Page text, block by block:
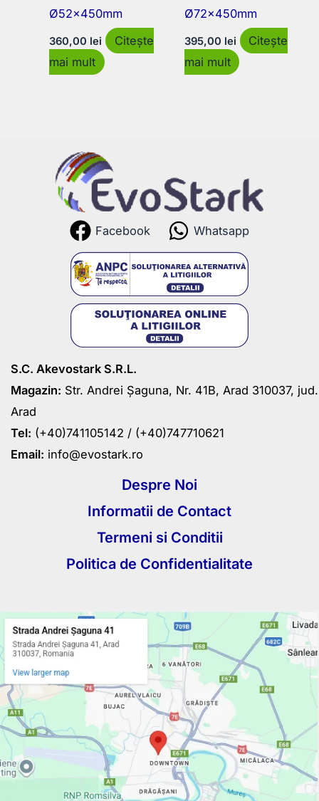
Ø52x450mm
360,00 lei
Citește
mai mult
Ø72x450mm
395,00 lei
Citește
mai mult
Facebook Whatsapp
S.C. Akevostark S.R.L.
Magazin: Str. Andrei Șaguna, Nr. 41B, Arad 310037, jud.
Arad
Tel: (+40)741105142 / (+40)747710621
Email: info@evostark.ro
Despre Noi
Informatii de Contact
Termeni si Conditii
Politica de Confidentialitate